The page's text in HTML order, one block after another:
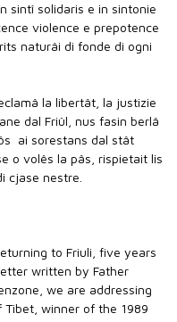
sintî solidaris e in sintonie
violence e prepotence
naturâi di fonde di ogni
la libertât, la justizie
dal Friûl, nus fasin berlâ 
 ai sorestans dal stât
o volês la pâs, rispietait lis
nestre.
to Friuli, five years
written by Father
we are addressing
winner of the 1989